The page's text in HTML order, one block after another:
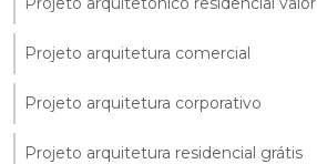
Projeto arquitetura comercial
Projeto arquitetura corporativo
Projeto arquitetura residencial grátis